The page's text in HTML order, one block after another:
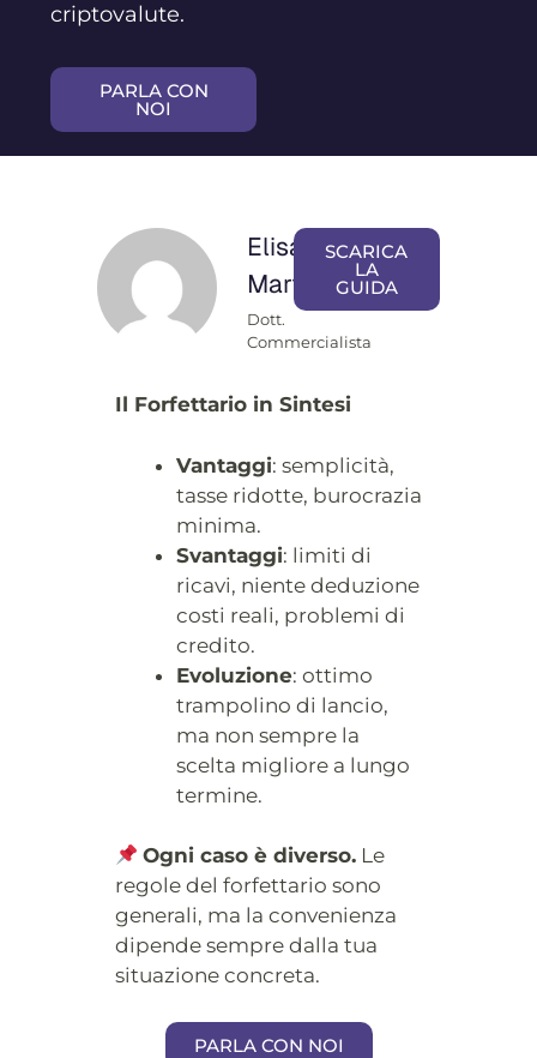
criptovalute.
PARLA CON
NOI
Elisa
Martufi
Dott.
Commercialista
SCARICA
LA
GUIDA
Il Forfettario in Sintesi
Vantaggi: semplicità,
tasse ridotte, burocrazia
minima.
Svantaggi: limiti di
ricavi, niente deduzione
costi reali, problemi di
credito.
Evoluzione: ottimo
trampolino di lancio,
ma non sempre la
scelta migliore a lungo
termine.
Ogni caso è diverso. Le
regole del forfettario sono
generali, ma la convenienza
dipende sempre dalla tua
situazione concreta.
PARLA CON NOI